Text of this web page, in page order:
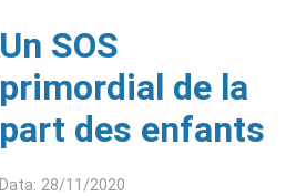
Un SOS
primordial de la
part des enfants
Data: 28/11/2020